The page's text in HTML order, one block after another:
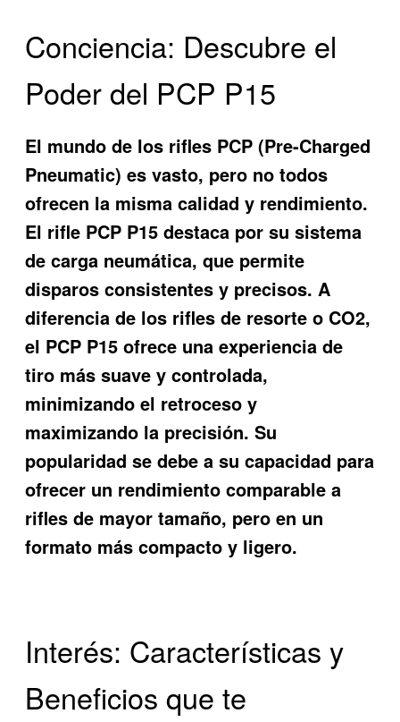
Conciencia: Descubre el
Poder del PCP P15
El mundo de los rifles PCP (Pre-Charged
Pneumatic) es vasto, pero no todos
ofrecen la misma calidad y rendimiento.
El rifle PCP P15 destaca por su sistema
de carga neumática, que permite
disparos consistentes y precisos. A
diferencia de los rifles de resorte o CO2,
el PCP P15 ofrece una experiencia de
tiro más suave y controlada,
minimizando el retroceso y
maximizando la precisión. Su
popularidad se debe a su capacidad para
ofrecer un rendimiento comparable a
rifles de mayor tamaño, pero en un
formato más compacto y ligero.
Interés: Características y
Beneficios que te